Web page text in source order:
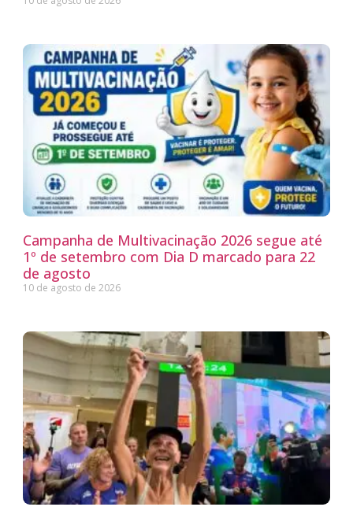
Campanha de Multivacinação 2026 segue até
1º de setembro com Dia D marcado para 22
de agosto
10 de agosto de 2026